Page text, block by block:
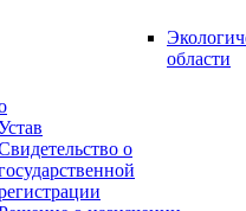
области
о